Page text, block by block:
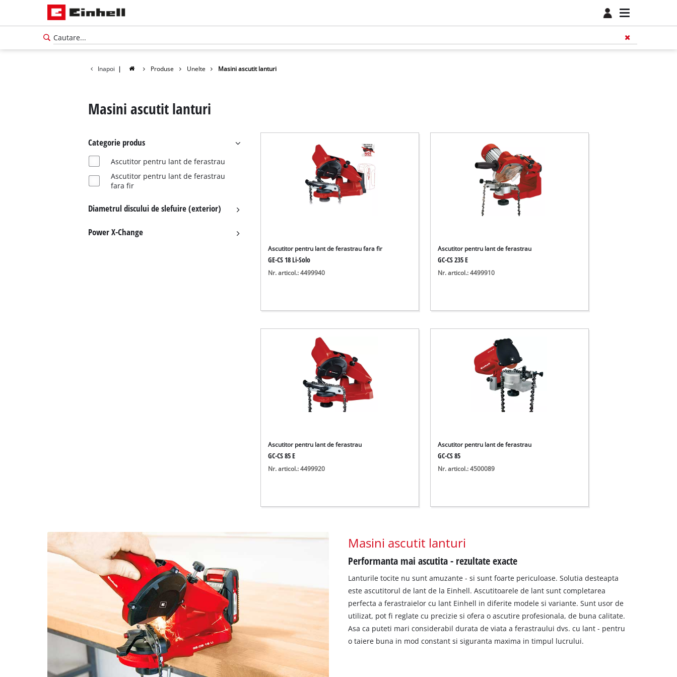
Inapoi | Produse Unelte Masini ascutit lanturi
Masini ascutit lanturi
Categorie produs
Ascutitor pentru lant de ferastrau
Ascutitor pentru lant de ferastrau
fara fir
Diametrul discului de slefuire (exterior)
Power X-Change
Ascutitor pentru lant de ferastrau fara fir
GE-CS 18 Li-Solo
Nr. articol.: 4499940
Ascutitor pentru lant de ferastrau
GC-CS 235 E
Nr. articol.: 4499910
Ascutitor pentru lant de ferastrau
GC-CS 85 E
Nr. articol.: 4499920
Ascutitor pentru lant de ferastrau
GC-CS 85
Nr. articol.: 4500089
Masini ascutit lanturi
Performanta mai ascutita - rezultate exacte
Lanturile tocite nu sunt amuzante - si sunt foarte periculoase. Solutia desteapta
este ascutitorul de lant de la Einhell. Ascutitoarele de lant sunt completarea
perfecta a ferastraielor cu lant Einhell in diferite modele si variante. Sunt usor de
utilizat, pot fi reglate cu precizie si ofera o ascutire profesionala, de buna calitate.
Asa ca puteti mari considerabil durata de viata a ferastraului dvs. cu lant - pentru
o taiere buna in mod constant si siguranta maxima in timpul lucrului.